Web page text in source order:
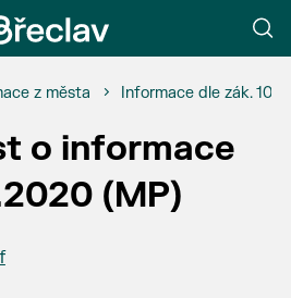
z města Informace dle zák.
o informace
(MP)